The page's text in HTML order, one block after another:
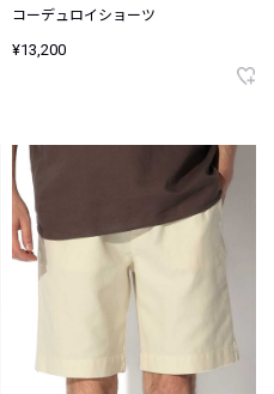
コーデュロイショーツ
¥13,200